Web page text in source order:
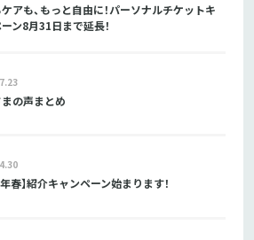
アも、もっと自由に！パーソナルチケットキ
ン8月31日まで延長！
の声まとめ
春】紹介キャンペーン始まります！